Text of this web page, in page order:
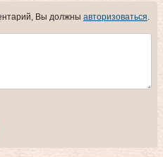
Вы должны авторизоваться.